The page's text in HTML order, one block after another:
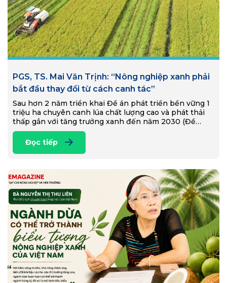
PGS, TS. Mai Văn Trịnh: “Nông nghiệp xanh phải
bắt đầu thay đổi từ cách canh tác”
Sau hơn 2 năm triển khai Đề án phát triển bền vững 1
triệu ha chuyên canh lúa chất lượng cao và phát thải
thấp gắn với tăng trưởng xanh đến năm 2030 (Đề…
Đọc tiếp